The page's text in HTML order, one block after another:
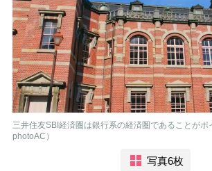
三井住友SBI経済圏は銀行系の経済圏であることがポ
photoAC）
写真6枚